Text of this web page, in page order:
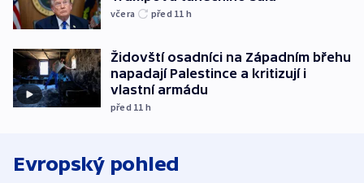
včera před 11 h
Židovští osadníci na Západním břehu
napadají Palestince a kritizují i
vlastní armádu
před 11 h
Evropský pohled